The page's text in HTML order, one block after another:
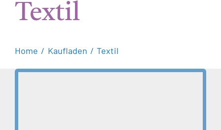
Textil
Home Kaufladen Textil